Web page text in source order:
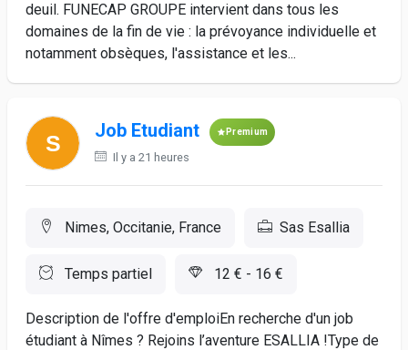
deuil. FUNECAP GROUPE intervient dans tous les
domaines de la fin de vie : la prévoyance individuelle et
notamment obsèques, l'assistance et les...
Job Etudiant Premium
Il y a 21 heures
Nimes, Occitanie, France Sas Esallia
Temps partiel 12 € - 16 €
Description de l'offre d'emploiEn recherche d'un job
étudiant à Nîmes ? Rejoins l’aventure ESALLIA !Type de